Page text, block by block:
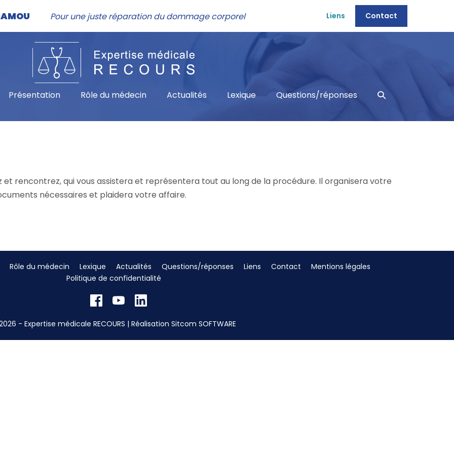
Pour une juste réparation du dommage corporel Liens Contact
Présentation Rôle du médecin Actualités Lexique Questions/réponses
Basculer
recherche
et rencontrez, qui vous assistera et représentera tout au long de la procédure. Il organisera votre
nécessaires et plaidera votre affaire.
Rôle du médecin Lexique Actualités Questions/réponses Liens Contact
Mentions légales
Politique de confidentialité
- Expertise médicale RECOURS | Réalisation Sitcom SOFTWARE